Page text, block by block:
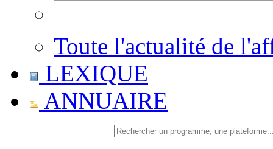
Toute l'actualité de
LEXIQUE
ANNUAIRE